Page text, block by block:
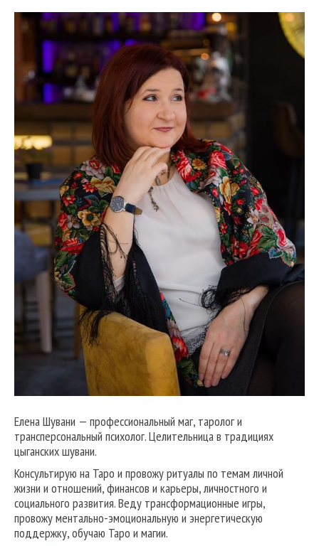
Елена Шувани — профессиональный маг, таролог и
трансперсональный психолог. Целительница в традициях
цыганских шувани.
Консультирую на Таро и провожу ритуалы по темам личной
жизни и отношений, финансов и карьеры, личностного и
социального развития. Веду трансформационные игры,
провожу ментально-эмоциональную и энергетическую
поддержку, обучаю Таро и магии.